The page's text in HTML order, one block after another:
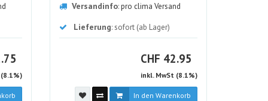
Versandinfo:pro clima Versand
Lieferung: sofort (ab Lager)
CHF CHF
42.95
inkl. MwSt (8.1%)
In den Warenkorb